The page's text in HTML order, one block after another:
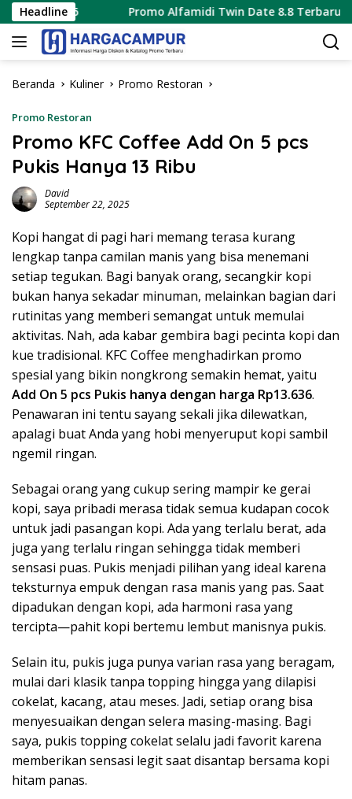
Langsung
ke
konten
Headline
2026 Promo Alfamidi Twin Date 8.8 Terbaru 8
Beranda Kuliner Promo Restoran
Promo Restoran
Promo KFC Coffee Add On 5 pcs
Pukis Hanya 13 Ribu
David
September 22, 2025
Kopi hangat di pagi hari memang terasa kurang
lengkap tanpa camilan manis yang bisa menemani
setiap tegukan. Bagi banyak orang, secangkir kopi
bukan hanya sekadar minuman, melainkan bagian dari
rutinitas yang memberi semangat untuk memulai
aktivitas. Nah, ada kabar gembira bagi pecinta kopi dan
kue tradisional. KFC Coffee menghadirkan promo
spesial yang bikin nongkrong semakin hemat, yaitu
Add On 5 pcs Pukis hanya dengan harga Rp13.636.
Penawaran ini tentu sayang sekali jika dilewatkan,
apalagi buat Anda yang hobi menyeruput kopi sambil
ngemil ringan.
Sebagai orang yang cukup sering mampir ke gerai
kopi, saya pribadi merasa tidak semua kudapan cocok
untuk jadi pasangan kopi. Ada yang terlalu berat, ada
juga yang terlalu ringan sehingga tidak memberi
sensasi puas. Pukis menjadi pilihan yang ideal karena
teksturnya empuk dengan rasa manis yang pas. Saat
dipadukan dengan kopi, ada harmoni rasa yang
tercipta—pahit kopi bertemu lembut manisnya pukis.
Selain itu, pukis juga punya varian rasa yang beragam,
mulai dari klasik tanpa topping hingga yang dilapisi
cokelat, kacang, atau meses. Jadi, setiap orang bisa
menyesuaikan dengan selera masing-masing. Bagi
saya, pukis topping cokelat selalu jadi favorit karena
memberikan sensasi legit saat disantap bersama kopi
hitam panas.